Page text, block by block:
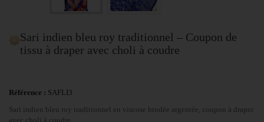
Sari indien bleu roy traditionnel – Coupon de
tissu à draper avec choli à coudre
Référence : SAFLI3
Sari indien bleu roy traditionnel en viscose brodée argentée, coupon à draper
avec choli à coudre.